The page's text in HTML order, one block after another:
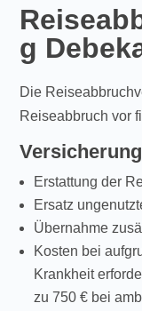
g
Die
Reiseabbruch vor
Erstattung der
Ersatz
Übernahme
Kosten bei
Krankheit
zu 750 € bei